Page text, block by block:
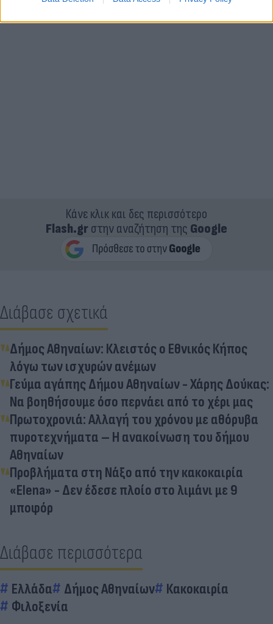
Κάνε κλικ και δες περισσότερο
Flash.grστην αναζήτηση της Google
Διάβασε σχετικά
Δήμος Αθηναίων: Κλειστός ο Εθνικός Κήπος
λόγω των ισχυρών ανέμων
Γεύμα αγάπης Δήμου Αθηναίων - Χάρης Δούκας:
Να βοηθήσουμε όσο περνάει από το χέρι μας
Πρωτοχρονιά: Αλλαγή του χρόνου με αθόρυβα
πυροτεχνήματα – Η ανακοίνωση του δήμου
Αθηναίων
Προβλήματα στη Νάξο από την κακοκαιρία
«Elena» - Δεν έδεσε πλοίο στο λιμάνι με 9
μποφόρ
Διάβασε περισσότερα
Ελλάδα Δήμος Αθηναίων
Κακοκαιρία
Φιλοξενία